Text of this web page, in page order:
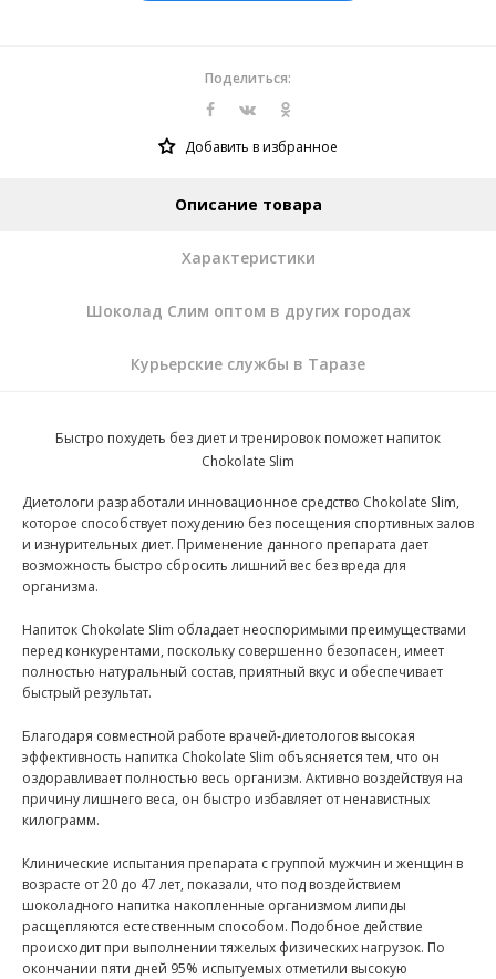
Поделиться:
Добавить в избранное
Описание товара
Характеристики
Шоколад Слим оптом в других городах
Курьерские службы в Таразе
Быстро похудеть без диет и тренировок поможет напиток
Chokolate Slim
Диетологи разработали инновационное средство Chokolate Slim,
которое способствует похудению без посещения спортивных залов
и изнурительных диет. Применение данного препарата дает
возможность быстро сбросить лишний вес без вреда для
организма.
Напиток Chokolate Slim обладает неоспоримыми преимуществами
перед конкурентами, поскольку совершенно безопасен, имеет
полностью натуральный состав, приятный вкус и обеспечивает
быстрый результат.
Благодаря совместной работе врачей-диетологов высокая
эффективность напитка Chokolate Slim объясняется тем, что он
оздоравливает полностью весь организм. Активно воздействуя на
причину лишнего веса, он быстро избавляет от ненавистных
килограмм.
Клинические испытания препарата с группой мужчин и женщин в
возрасте от 20 до 47 лет, показали, что под воздействием
шоколадного напитка накопленные организмом липиды
расщепляются естественным способом. Подобное действие
происходит при выполнении тяжелых физических нагрузок. По
окончании пяти дней 95% испытуемых отметили высокую